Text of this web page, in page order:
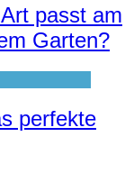
passt am
Garten?
perfekte